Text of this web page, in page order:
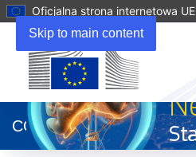
Skip to main content
Oficjalna strona internetowa UE
otworzy
się
w
CORDIS